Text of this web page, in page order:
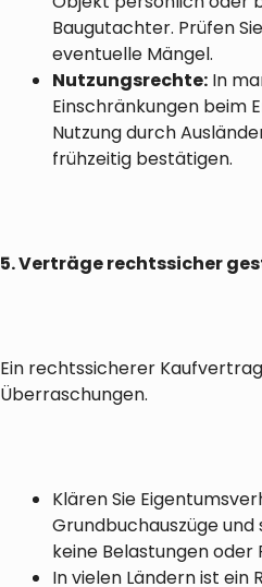
Baugutachter. Prüfen
eventuelle Mängel.
Nutzungsrechte: In
Einschränkungen beim
Nutzung durch
frühzeitig bestätigen.
5. Verträge rechtssicher
Ein rechtssicherer
Überraschungen.
Klären Sie
Grundbuchauszüge und
keine Belastungen
In vielen Ländern ist ein